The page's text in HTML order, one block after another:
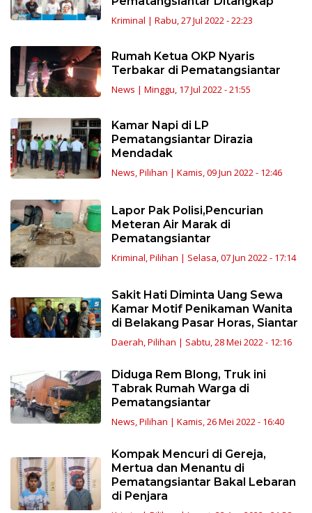
Kriminal | Rabu, 27 Jul 2022 - 22:23
Rumah Ketua OKP Nyaris
Terbakar di Pematangsiantar
News | Minggu, 17 Jul 2022 - 21:55
Kamar Napi di LP
Pematangsiantar Dirazia
Mendadak
News,Pilihan | Kamis, 09 Jun 2022 - 12:46
Lapor Pak Polisi,Pencurian
Meteran Air Marak di
Pematangsiantar
Kriminal,Pilihan | Selasa, 07 Jun 2022 - 17:14
Sakit Hati Diminta Uang Sewa
Kamar Motif Penikaman Wanita
di Belakang Pasar Horas, Siantar
Daerah,Pilihan | Sabtu, 28 Mei 2022 - 12:16
Diduga Rem Blong, Truk ini
Tabrak Rumah Warga di
Pematangsiantar
News,Pilihan | Kamis, 26 Mei 2022 - 16:40
Kompak Mencuri di Gereja,
Mertua dan Menantu di
Pematangsiantar Bakal Lebaran
di Penjara